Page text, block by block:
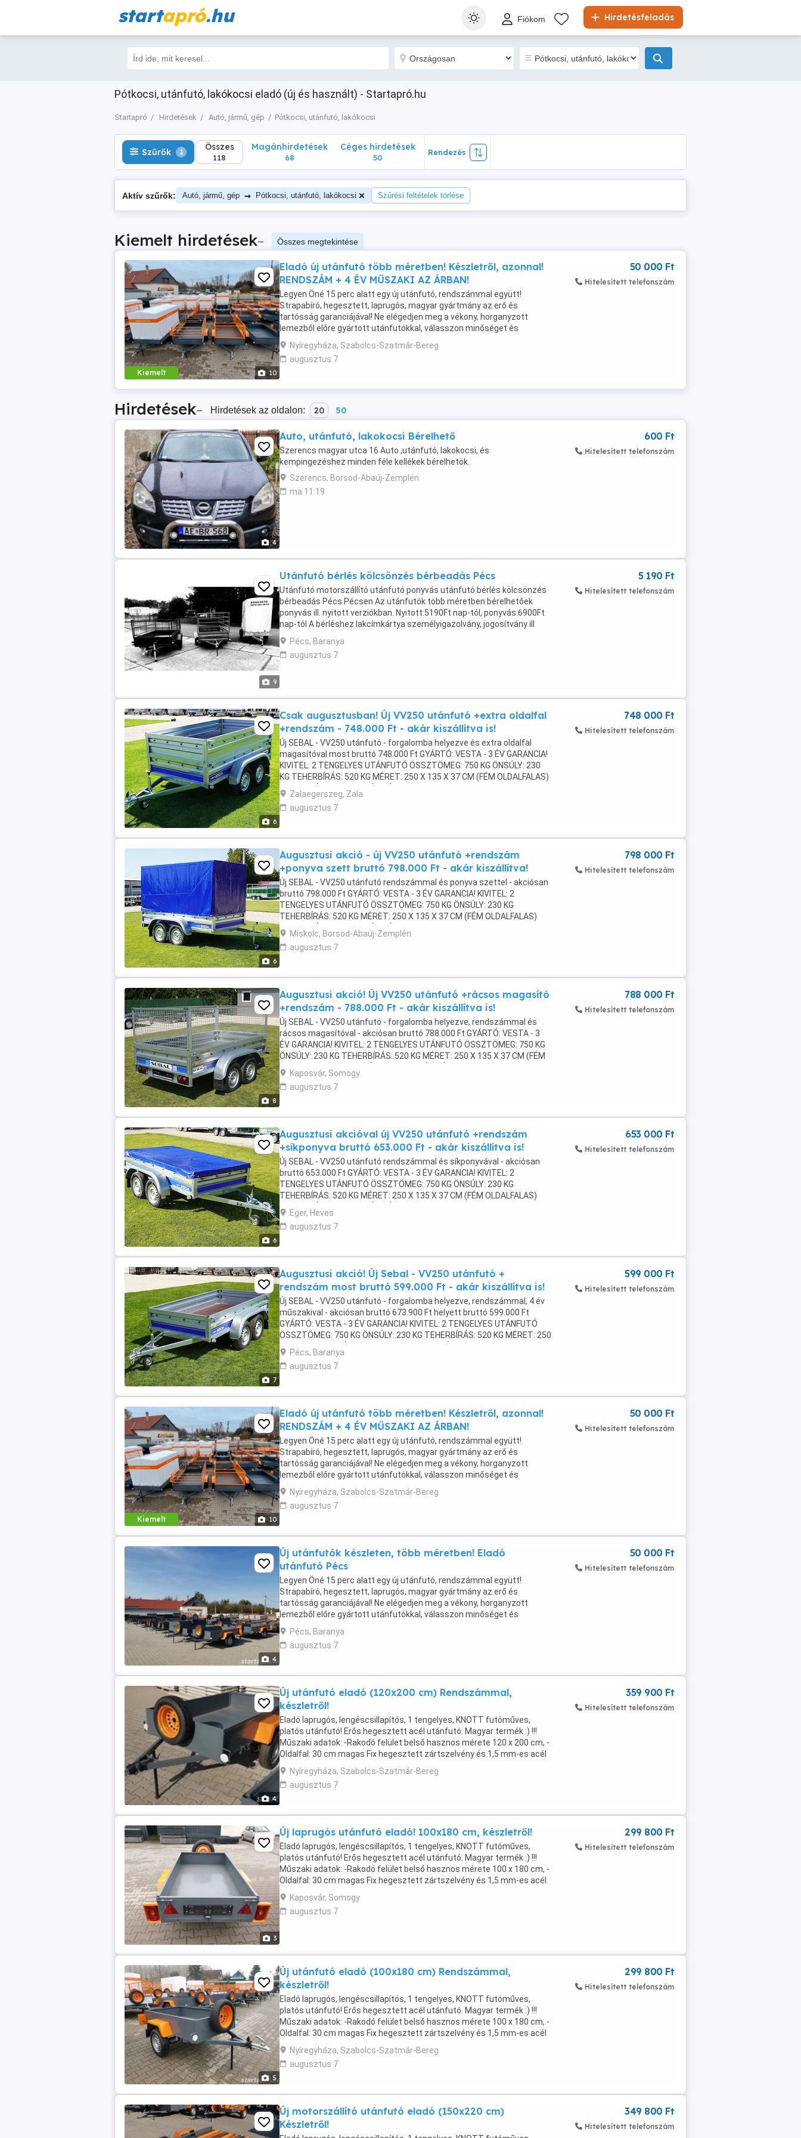
startapró.hu Hirdetésfeladás
Fiókom
Pótkocsi, utánfutó, lakókocsi eladó (új és használt) - Startapró.hu
Startapró Hirdetések Autó, jármű, gép Pótkocsi, utánfutó, lakókocsi
Szűrők 1 Összes
118
Szűrők 1 Összes
118
Magánhirdetések
68
Céges hirdetések
50
Rendezés
Aktív szűrők: Autó, jármű, gép → Pótkocsi, utánfutó, lakókocsi Szűrési feltételek törlése
Kiemelt hirdetések– Összes megtekintése
Kiemelt 10
Eladó új utánfutó több méretben! Készletről, azonnal!
RENDSZÁM + 4 ÉV MŰSZAKI AZ ÁRBAN!
Legyen Öné 15 perc alatt egy új utánfutó, rendszámmal együtt!
Strapabíró, hegesztett, laprugós, magyar gyártmány az erő és
tartósság garanciájával! Ne elégedjen meg a vékony, horganyzott
lemezből előre gyártott utánfutókkal, válasszon minőséget és
megbízhatóságot a mi masszív, vas utánfutóinkkal! Kérhető ...
Nyíregyháza, Szabolcs-Szatmár-Bereg
augusztus 7
50 000 Ft
Hitelesített telefonszám
Hirdetések– Hirdetések az oldalon: 20 50
4
Auto, utánfutó, lakokocsi Bérelhető
Szerencs magyar utca 16 Auto ,utánfutó, lakokocsi, és
kempingezéshez minden féle kellékek bérelhetök.
Szerencs, Borsod-Abaúj-Zemplén
ma 11:19
600 Ft
Hitelesített telefonszám
9
Utánfutó bérlés kölcsönzés bérbeadás Pécs
Utánfutó motorszállító utánfutó ponyvás utánfutó bérlés kölcsönzés
bérbeadás Pécs Pécsen Az utánfutók több méretben bérelhetőek
ponyvás ill. nyitott verziókban. Nyitott:5190Ft nap-tól, ponyvás:6900Ft
nap-tól A bérléshez lakcímkártya személyigazolvány, jogosítvány ill
időpont egyeztetés szükséges!!!! min. ...
Pécs, Baranya
augusztus 7
5 190 Ft
Hitelesített telefonszám
6
Csak augusztusban! Új VV250 utánfutó +extra oldalfal
+rendszám - 748.000 Ft - akár kiszállítva is!
Új SEBAL - VV250 utánfutó - forgalomba helyezve és extra oldalfal
magasítóval most bruttó 748.000 Ft GYÁRTÓ: VESTA - 3 ÉV GARANCIA!
KIVITEL: 2 TENGELYES UTÁNFUTÓ ÖSSZTÖMEG: 750 KG ÖNSÚLY: 230
KG TEHERBÍRÁS: 520 KG MÉRET: 250 X 135 X 37 CM (FÉM OLDALFALAS)
NYITHATÓ HOMLOKFAL ÉS HÁTFAL Orrkerék és bilincs: ...
Zalaegerszeg, Zala
augusztus 7
748 000 Ft
Hitelesített telefonszám
6
Augusztusi akció - új VV250 utánfutó +rendszám
+ponyva szett bruttó 798.000 Ft - akár kiszállítva!
Új SEBAL - VV250 utánfutó rendszámmal és ponyva szettel - akciósan
bruttó 798.000 Ft GYÁRTÓ: VESTA - 3 ÉV GARANCIA! KIVITEL: 2
TENGELYES UTÁNFUTÓ ÖSSZTÖMEG: 750 KG ÖNSÚLY: 230 KG
TEHERBÍRÁS: 520 KG MÉRET: 250 X 135 X 37 CM (FÉM OLDALFALAS)
NYITHATÓ HOMLOKFAL ÉS HÁTFAL Az új utánfutó rendszámmal:
673.900 ...
Miskolc, Borsod-Abaúj-Zemplén
augusztus 7
798 000 Ft
Hitelesített telefonszám
8
Augusztusi akció! Új VV250 utánfutó +rácsos magasító
+rendszám - 788.000 Ft - akár kiszállítva is!
Új SEBAL - VV250 utánfutó - forgalomba helyezve, rendszámmal és
rácsos magasítóval - akciósan bruttó 788.000 Ft GYÁRTÓ: VESTA - 3
ÉV GARANCIA! KIVITEL: 2 TENGELYES UTÁNFUTÓ ÖSSZTÖMEG: 750 KG
ÖNSÚLY: 230 KG TEHERBÍRÁS: 520 KG MÉRET: 250 X 135 X 37 CM (FÉM
OLDALFALAS) NYITHATÓ HOMLOKFAL ÉS HÁTFAL Az ...
Kaposvár, Somogy
augusztus 7
788 000 Ft
Hitelesített telefonszám
6
Augusztusi akcióval új VV250 utánfutó +rendszám
+síkponyva bruttó 653.000 Ft - akár kiszállítva is!
Új SEBAL - VV250 utánfutó rendszámmal és síkponyvával - akciósan
bruttó 653.000 Ft GYÁRTÓ: VESTA - 3 ÉV GARANCIA! KIVITEL: 2
TENGELYES UTÁNFUTÓ ÖSSZTÖMEG: 750 KG ÖNSÚLY: 230 KG
TEHERBÍRÁS: 520 KG MÉRET: 250 X 135 X 37 CM (FÉM OLDALFALAS)
NYITHATÓ HOMLOKFAL ÉS HÁTFAL Az új utánfutó rendszámmal:
673.900 ...
Eger, Heves
augusztus 7
653 000 Ft
Hitelesített telefonszám
7
Augusztusi akció! Új Sebal - VV250 utánfutó +
rendszám most bruttó 599.000 Ft - akár kiszállítva is!
Új SEBAL - VV250 utánfutó - forgalomba helyezve, rendszámmal, 4 év
műszakival - akciósan bruttó 673.900 Ft helyett bruttó 599.000 Ft
GYÁRTÓ: VESTA - 3 ÉV GARANCIA! KIVITEL: 2 TENGELYES UTÁNFUTÓ
ÖSSZTÖMEG: 750 KG ÖNSÚLY: 230 KG TEHERBÍRÁS: 520 KG MÉRET: 250
X 135 X 37 CM (FÉM OLDALFALAS) NYITHATÓ HOMLOKFAL ...
Pécs, Baranya
augusztus 7
599 000 Ft
Hitelesített telefonszám
Kiemelt 10
Eladó új utánfutó több méretben! Készletről, azonnal!
RENDSZÁM + 4 ÉV MŰSZAKI AZ ÁRBAN!
Legyen Öné 15 perc alatt egy új utánfutó, rendszámmal együtt!
Strapabíró, hegesztett, laprugós, magyar gyártmány az erő és
tartósság garanciájával! Ne elégedjen meg a vékony, horganyzott
lemezből előre gyártott utánfutókkal, válasszon minőséget és
megbízhatóságot a mi masszív, vas utánfutóinkkal! Kérhető ...
Nyíregyháza, Szabolcs-Szatmár-Bereg
augusztus 7
50 000 Ft
Hitelesített telefonszám
4
Új utánfutók készleten, több méretben! Eladó
utánfutó Pécs
Legyen Öné 15 perc alatt egy új utánfutó, rendszámmal együtt!
Strapabíró, hegesztett, laprugós, magyar gyártmány az erő és
tartósság garanciájával! Ne elégedjen meg a vékony, horganyzott
lemezből előre gyártott utánfutókkal, válasszon minőséget és
megbízhatóságot a mi masszív, vas utánfutóinkkal! Kérhető ...
Pécs, Baranya
augusztus 7
50 000 Ft
Hitelesített telefonszám
4
Új utánfutó eladó (120x200 cm) Rendszámmal,
készletről!
Eladó laprugós, lengéscsillapítós, 1 tengelyes, KNOTT futóműves,
platós utánfutó! Erős hegesztett acél utánfutó. Magyar termék :) !!!
Műszaki adatok: -Rakodó felület belső hasznos mérete 120 x 200 cm, -
Oldalfal: 30 cm magas Fix hegesztett zártszelvény és 1,5 mm-es acél
lemez -Hátfal: nyitható, de nem ...
Nyíregyháza, Szabolcs-Szatmár-Bereg
augusztus 7
359 900 Ft
Hitelesített telefonszám
3
Új laprugós utánfutó eladó! 100x180 cm, készletről!
Eladó laprugós, lengéscsillapítós, 1 tengelyes, KNOTT futóműves,
platós utánfutó! Erős hegesztett acél utánfutó. Magyar termék :) !!!
Műszaki adatok: -Rakodó felület belső hasznos mérete 100 x 180 cm, -
Oldalfal: 30 cm magas Fix hegesztett zártszelvény és 1,5 mm-es acél
lemez -Hátfal: nyitható, de nem ...
Kaposvár, Somogy
augusztus 7
299 800 Ft
Hitelesített telefonszám
5
Új utánfutó eladó (100x180 cm) Rendszámmal,
készletről!
Eladó laprugós, lengéscsillapítós, 1 tengelyes, KNOTT futóműves,
platós utánfutó! Erős hegesztett acél utánfutó. Magyar termék :) !!!
Műszaki adatok: -Rakodó felület belső hasznos mérete 100 x 180 cm, -
Oldalfal: 30 cm magas Fix hegesztett zártszelvény és 1,5 mm-es acél
lemez -Hátfal: nyitható, de nem ...
Nyíregyháza, Szabolcs-Szatmár-Bereg
augusztus 7
299 800 Ft
Hitelesített telefonszám
Új motorszállító utánfutó eladó (150x220 cm)
Készletről!
349 800 Ft
Hitelesített telefonszám